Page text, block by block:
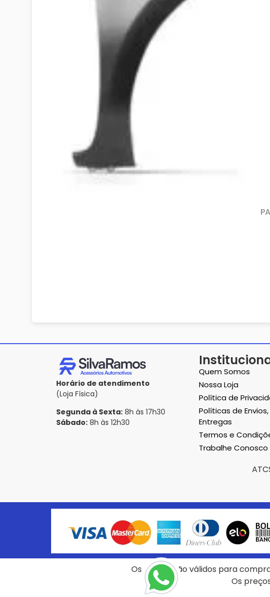
Horário de atendimento
(Loja Física)
Segunda à Sexta: 8h às 17h30
Sábado: 8h às 12h30
Quem Somos
Nossa Loja
Política de
Políticas de
Entregas
Termos e
Trabalhe Conosco
Os preços são válidos para
Os